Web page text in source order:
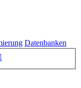
Datenbanken